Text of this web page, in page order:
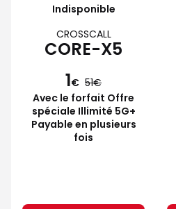
Indisponible
CROSSCALL
CORE-X5
1€ 51
Avec le forfait Offre
spéciale Illimité 5G+
Payable en plusieurs
fois